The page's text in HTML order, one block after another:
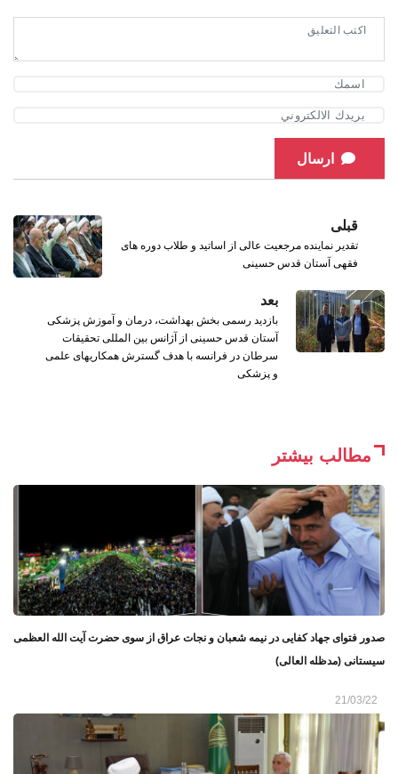
ارسال
قبلی
تقدیر نماینده مرجعیت عالی از اساتید و طلاب دوره‌ های
فقهی آستان قدس حسینی
بعد
بازدید رسمی بخش بهداشت، درمان و آموزش پزشکی
آستان قدس حسینی از آژانس بین‌ المللی تحقیقات
سرطان در فرانسه با هدف گسترش همکاریهای علمی
و پزشکی
مطالب بیشتر
صدور فتوای جهاد کفایی در نیمه شعبان و نجات عراق از سوی حضرت آیت الله العظمی
سیستانی (مدظله العالی)
21/03/22